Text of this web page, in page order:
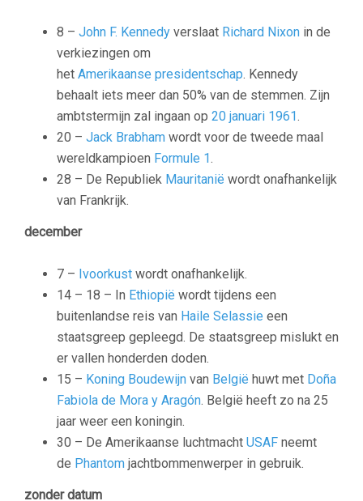
8 – John F. Kennedy verslaat Richard Nixon in de
verkiezingen om
het Amerikaanse presidentschap. Kennedy
behaalt iets meer dan 50% van de stemmen. Zijn
ambtstermijn zal ingaan op 20 januari 1961.
20 – Jack Brabham wordt voor de tweede maal
wereldkampioen Formule 1.
28 – De Republiek Mauritanië wordt onafhankelijk
van Frankrijk.
december
7 – Ivoorkust wordt onafhankelijk.
14 – 18 – In Ethiopië wordt tijdens een
buitenlandse reis van Haile Selassie een
staatsgreep gepleegd. De staatsgreep mislukt en
er vallen honderden doden.
15 – Koning Boudewijn van België huwt met Doña
Fabiola de Mora y Aragón. België heeft zo na 25
jaar weer een koningin.
30 – De Amerikaanse luchtmacht USAF neemt
de Phantom jachtbommenwerper in gebruik.
zonder datum